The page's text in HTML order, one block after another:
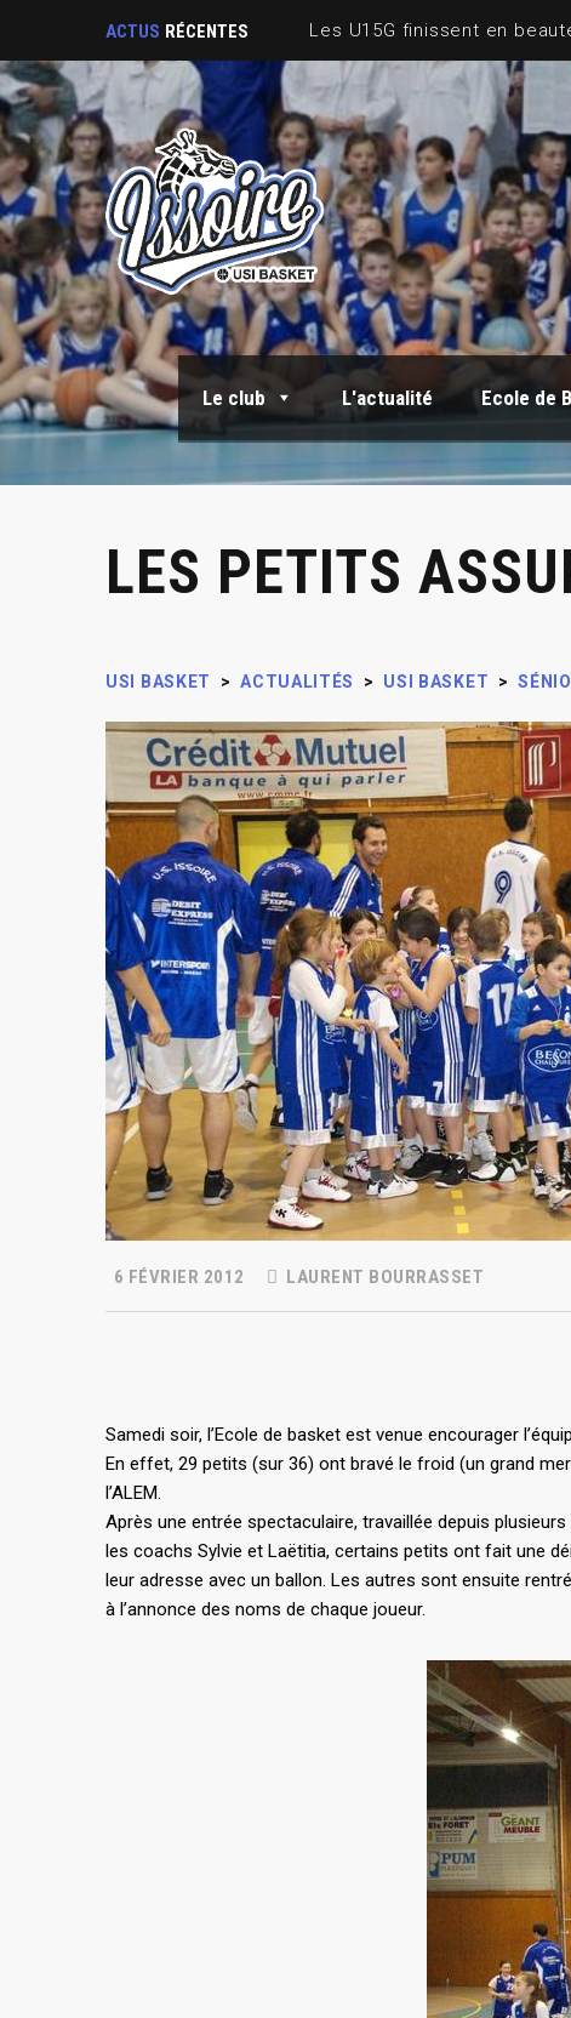
ACTUS RÉCENTES
Le club L'actualité Ecole de
LES PETITS
USI BASKET > ACTUALITÉS > USI BASKET >
6 FÉVRIER 2012 LAURENT BOURRASSET
Samedi soir, l’Ecole de basket est venue encourager
En effet, 29 petits (sur 36) ont bravé le froid (un grand
l’ALEM.
Après une entrée spectaculaire, travaillée depuis
les coachs Sylvie et Laëtitia, certains petits ont fait une
leur adresse avec un ballon. Les autres sont ensuite
à l’annonce des noms de chaque joueur.